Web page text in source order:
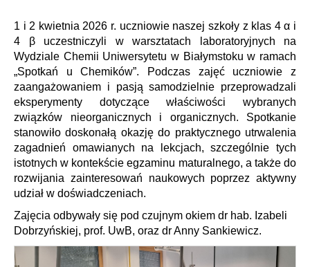
1 i 2 kwietnia 2026 r. uczniowie naszej szkoły z klas 4 α i
4 β uczestniczyli w warsztatach laboratoryjnych na
Wydziale Chemii Uniwersytetu w Białymstoku w ramach
„Spotkań u Chemików”.
Podczas zajęć uczniowie z
zaangażowaniem i pasją samodzielnie przeprowadzali
eksperymenty dotyczące właściwości wybranych
związków nieorganicznych i organicznych. Spotkanie
stanowiło doskonałą okazję do praktycznego utrwalenia
zagadnień omawianych na lekcjach, szczególnie tych
istotnych w kontekście egzaminu maturalnego, a także do
rozwijania zainteresowań naukowych poprzez aktywny
udział w doświadczeniach.
Zajęcia odbywały się pod czujnym okiem dr hab. Izabeli
Dobrzyńskiej, prof. UwB, oraz dr Anny Sankiewicz.